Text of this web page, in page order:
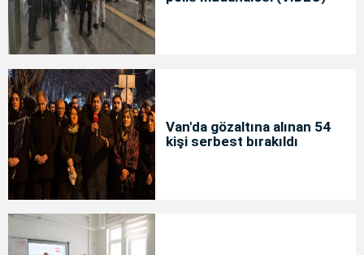
Van'da gözaltına alınan 54
kişi serbest bırakıldı